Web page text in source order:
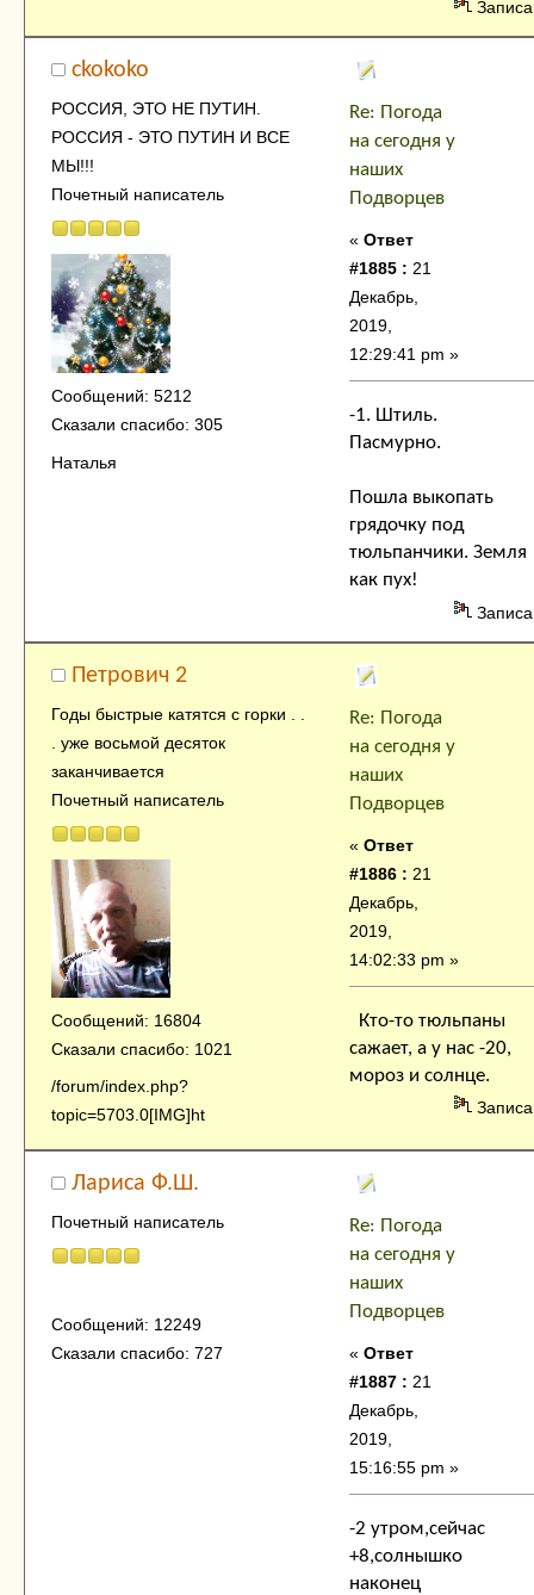
ckokoko
РОССИЯ, ЭТО НЕ ПУТИН.
РОССИЯ - ЭТО ПУТИН И ВСЕ
МЫ!!!
Почетный написатель
Сообщений: 5212
Сказали спасибо: 305
Наталья
Re: Погода
на сегодня у
наших
Подворцев
« Ответ
#1885 : 21
Декабрь,
2019,
12:29:41 pm »
-1. Штиль.
Пасмурно.
Пошла выкопать
грядочку под
тюльпанчики. Земля
как пух!
Петрович 2
Годы быстрые катятся с горки . .
. уже восьмой десяток
заканчивается
Почетный написатель
Сообщений: 16804
Сказали спасибо: 1021
/forum/index.php?
topic=5703.0[IMG]ht
Re: Погода
на сегодня у
наших
Подворцев
« Ответ
#1886 : 21
Декабрь,
2019,
14:02:33 pm »
Кто-то тюльпаны
сажает, а у нас -20,
мороз и солнце.
Лариса Ф.Ш.
Почетный написатель
Сообщений: 12249
Сказали спасибо: 727
Re: Погода
на сегодня у
наших
Подворцев
« Ответ
#1887 : 21
Декабрь,
2019,
15:16:55 pm »
-2 утром,сейчас
+8,солнышко
наконец